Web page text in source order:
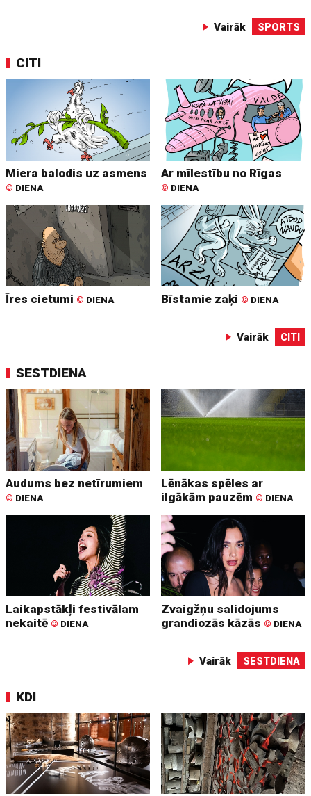
Vairāk SPORTS
CITI
Miera balodis uz asmens
© DIENA
Ar mīlestību no Rīgas
© DIENA
Īres cietumi © DIENA Bīstamie zaķi © DIENA
Vairāk CITI
SESTDIENA
Audums bez netīrumiem
© DIENA
Lēnākas spēles ar
ilgākām pauzēm © DIENA
Laikapstākļi festivālam
nekaitē © DIENA
Zvaigžņu salidojums
grandiozās kāzās © DIENA
Vairāk SESTDIENA
KDI